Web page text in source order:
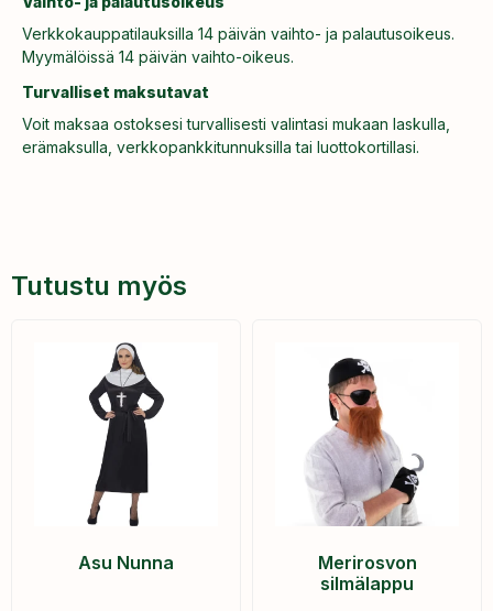
Verkkokauppatilauksilla 14 päivän vaihto- ja palautusoikeus.
Myymälöissä 14 päivän vaihto-oikeus.
Turvalliset maksutavat
Voit maksaa ostoksesi turvallisesti valintasi mukaan laskulla,
erämaksulla, verkkopankkitunnuksilla tai luottokortillasi.
Tutustu myös
Asu Nunna
Merirosvon
silmälappu